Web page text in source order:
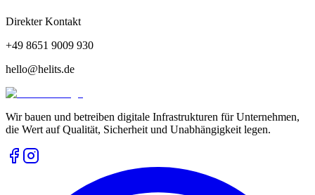
Direkter Kontakt
+49 8651 9009 930
hello@helits.de
Wir bauen und betreiben digitale Infrastrukturen für Unternehmen,
die Wert auf Qualität, Sicherheit und Unabhängigkeit legen.